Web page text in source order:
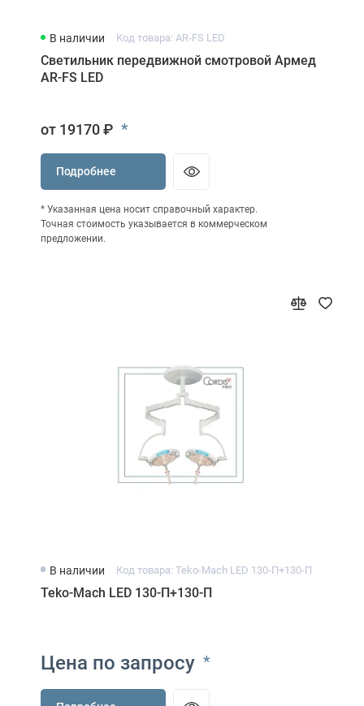
В наличии Код товара: AR-FS LED
Светильник передвижной смотровой Армед
AR-FS LED
от 19170 ₽ *
Подробнее
* Указанная цена носит справочный характер.
Точная стоимость указывается в коммерческом
предложении.
В наличии Код товара: Teko-Mach LED 130-П+130-П
Teko-Mach LED 130-П+130-П
Цена по запросу *